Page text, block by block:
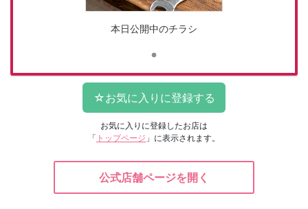
本日公開中のチラシ
お気に入りに登録したお店は
「 トップページ 」に表示されます。
公式店舗ページを開く